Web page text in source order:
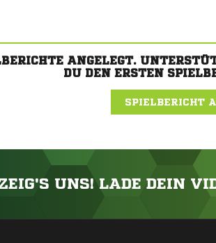
ANGELEGT.
DU DEN ERSTEN
SPIELBERICHT
UNS! LADE DEIN